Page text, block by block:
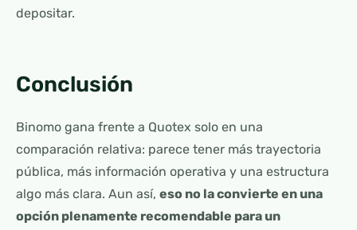
depositar.
Conclusión
Binomo gana frente a Quotex solo en una
comparación relativa: parece tener más trayectoria
pública, más información operativa y una estructura
algo más clara. Aun así, eso no la convierte en una
opción plenamente recomendable para un